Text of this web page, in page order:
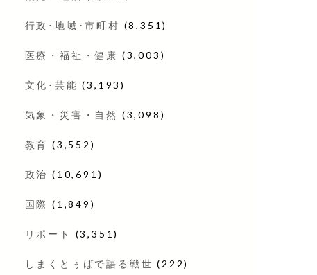
行政･地域･市町村 (8,351)
医療・福祉・健康 (3,003)
文化･芸能 (3,193)
気象・災害・自然 (3,098)
教育 (3,552)
政治 (10,691)
国際 (1,849)
リポート (3,351)
しまくとぅばで語る戦世 (222)